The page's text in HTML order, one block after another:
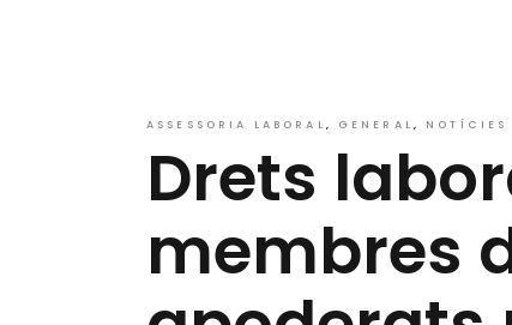
ASSESSORIA LABORAL GENERAL NOTÍCIES
Drets
membres